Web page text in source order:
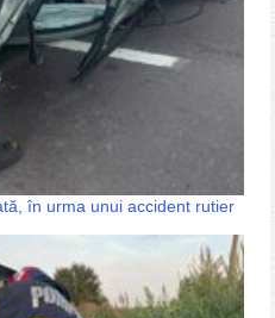
în urma unui accident rutier